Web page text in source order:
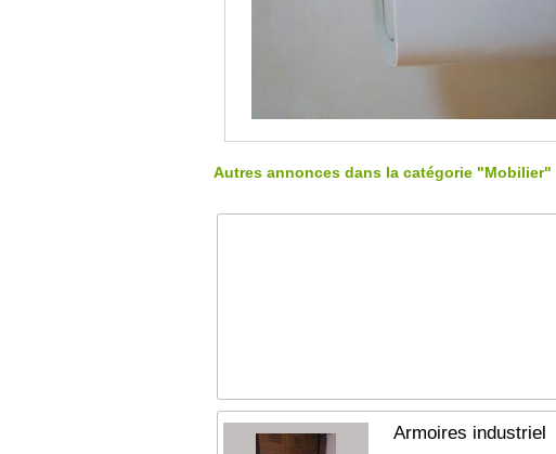
Autres annonces dans la catégorie "Mobilier"
Armoires industriel